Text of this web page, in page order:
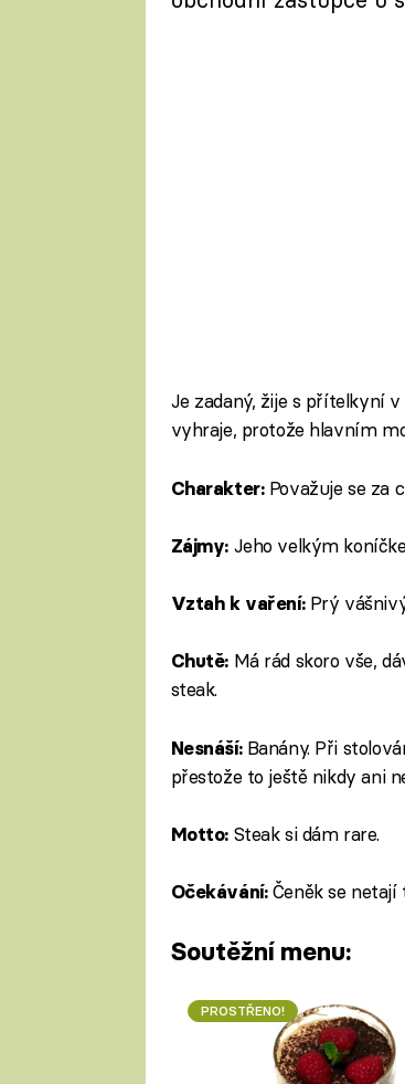
Je zadaný, žije s přítelkyní
vyhraje, protože hlavním
Charakter:Považuje se za
Zájmy:Jeho velkým
Vztah k vaření:Prý
Chutě:Má rád skoro vše,
steak.
Nesnáší:Banány. Při
přestože to ještě nikdy ani
Motto:Steak si dám rare.
Očekávání:Čeněk se netají
Soutěžní menu:
PROSTŘENO!